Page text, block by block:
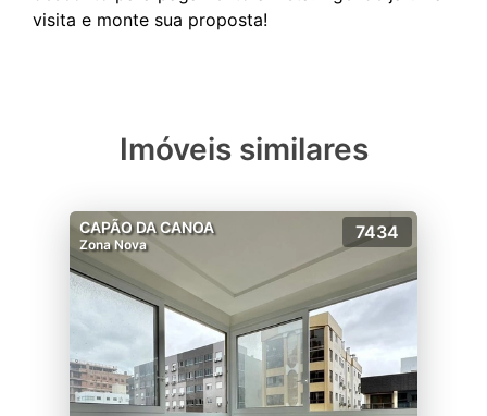
Imóveis similares
CAPÃO DA CANOA
Zona Nova
7434